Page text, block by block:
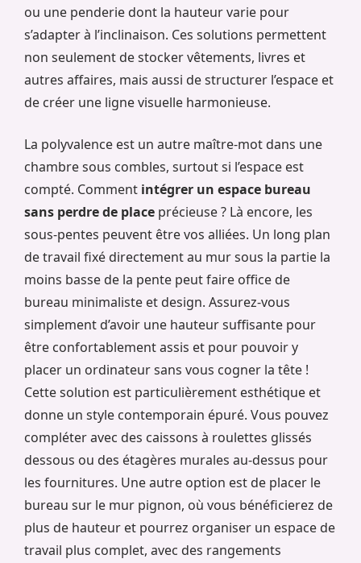
ou une penderie dont la hauteur varie pour
s’adapter à l’inclinaison. Ces solutions permettent
non seulement de stocker vêtements, livres et
autres affaires, mais aussi de structurer l’espace et
de créer une ligne visuelle harmonieuse.
La polyvalence est un autre maître-mot dans une
chambre sous combles, surtout si l’espace est
compté. Comment intégrer un espace bureau
sans perdre de place précieuse ? Là encore, les
sous-pentes peuvent être vos alliées. Un long plan
de travail fixé directement au mur sous la partie la
moins basse de la pente peut faire office de
bureau minimaliste et design. Assurez-vous
simplement d’avoir une hauteur suffisante pour
être confortablement assis et pour pouvoir y
placer un ordinateur sans vous cogner la tête !
Cette solution est particulièrement esthétique et
donne un style contemporain épuré. Vous pouvez
compléter avec des caissons à roulettes glissés
dessous ou des étagères murales au-dessus pour
les fournitures. Une autre option est de placer le
bureau sur le mur pignon, où vous bénéficierez de
plus de hauteur et pourrez organiser un espace de
travail plus complet, avec des rangements